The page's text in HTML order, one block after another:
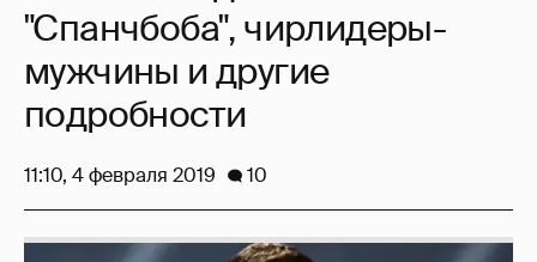
"Спанчбоба", чирлидеры-
мужчины и другие
подробности
11:10, 4 февраля 2019 10